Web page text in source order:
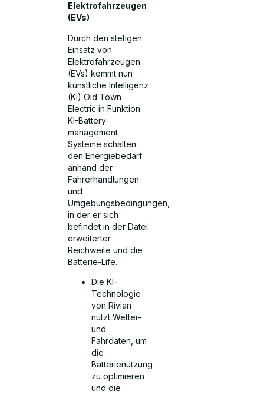
Elektrofahrzeugen
(EVs)
Durch den stetigen
Einsatz von
Elektrofahrzeugen
(EVs) kommt nun
künstliche Intelligenz
(KI) Old Town
Electric in Funktion.
KI-Battery-
management
Systeme schalten
den Energiebedarf
anhand der
Fahrerhandlungen
und
Umgebungsbedingungen,
in der er sich
befindet in der Datei
erweiterter
Reichweite und die
Batterie-Life.
Die KI-
Technologie
von Rivian
nutzt Wetter-
und
Fahrdaten, um
die
Batterienutzung
zu optimieren
und die